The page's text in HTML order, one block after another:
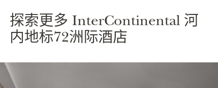
探索更多 InterContinental 河
内地标72洲际酒店